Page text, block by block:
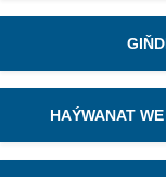
HAÝWANAT